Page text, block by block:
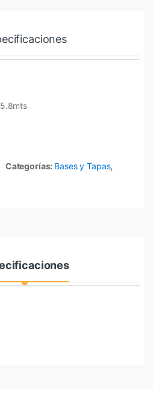
Categorías: Bases y Tapas,